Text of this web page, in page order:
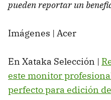
pueden reportar un
Imágenes | Acer
En Xataka Selección |
este monitor
perfecto para edición